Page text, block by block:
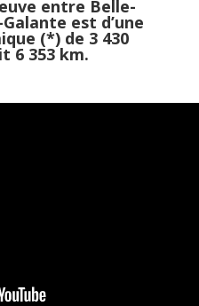
entre Belle-
est d’une
(*) de 3 430
6 353 km.